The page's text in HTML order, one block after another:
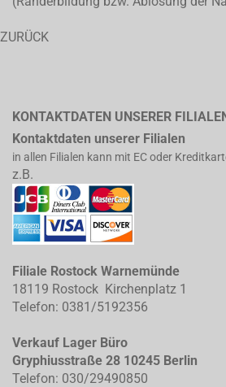
ZURÜCK
KONTAKTDATEN UNSERER
Kontaktdaten unserer Filialen
in allen Filialen kann mit EC oder
z.B.
Filiale Rostock Warnemünde
18119 Rostock Kirchenplatz 1
Telefon: 0381/5192356
Verkauf Lager Büro
Gryphiusstraße 28 10245 Berlin
Telefon: 030/29490850